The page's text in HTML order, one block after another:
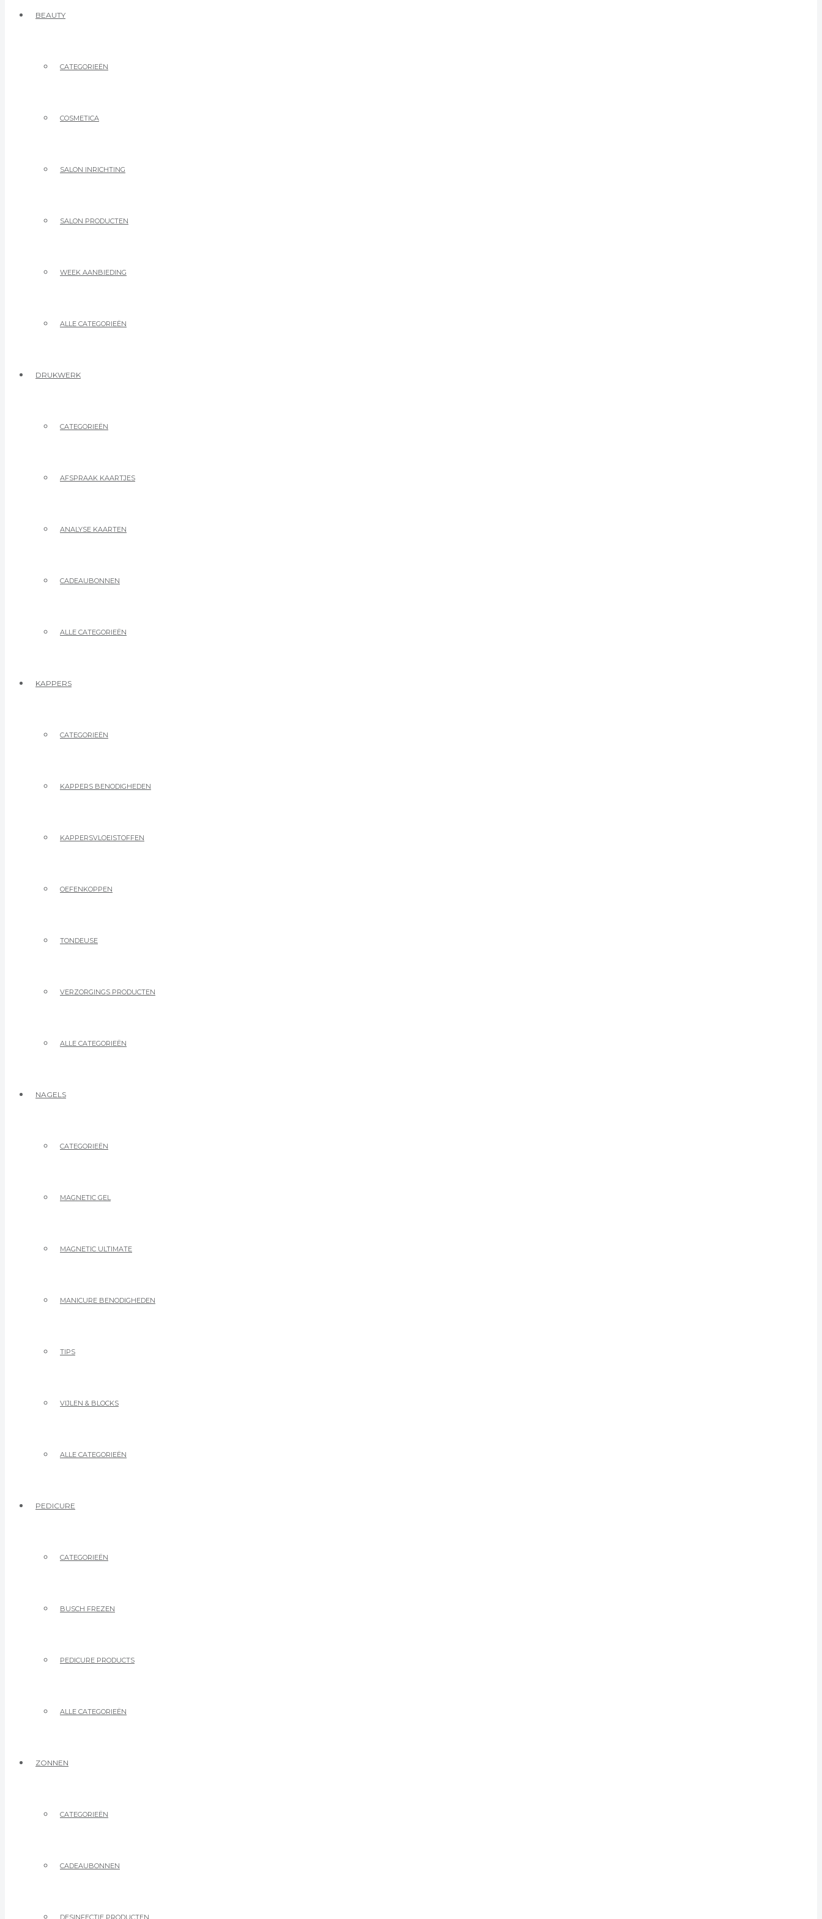
BEAUTY
CATEGORIEËN
COSMETICA
SALON INRICHTING
SALON PRODUCTEN
WEEK AANBIEDING
ALLE CATEGORIEËN
DRUKWERK
CATEGORIEËN
AFSPRAAK KAARTJES
ANALYSE KAARTEN
CADEAUBONNEN
ALLE CATEGORIEËN
KAPPERS
CATEGORIEËN
KAPPERS BENODIGHEDEN
KAPPERSVLOEISTOFFEN
OEFENKOPPEN
TONDEUSE
VERZORGINGS PRODUCTEN
ALLE CATEGORIEËN
NAGELS
CATEGORIEËN
MAGNETIC GEL
MAGNETIC ULTIMATE
MANICURE BENODIGHEDEN
TIPS
VIJLEN & BLOCKS
ALLE CATEGORIEËN
PEDICURE
CATEGORIEËN
BUSCH FREZEN
PEDICURE PRODUCTS
ALLE CATEGORIEËN
ZONNEN
CATEGORIEËN
CADEAUBONNEN
DESINFECTIE PRODUCTEN